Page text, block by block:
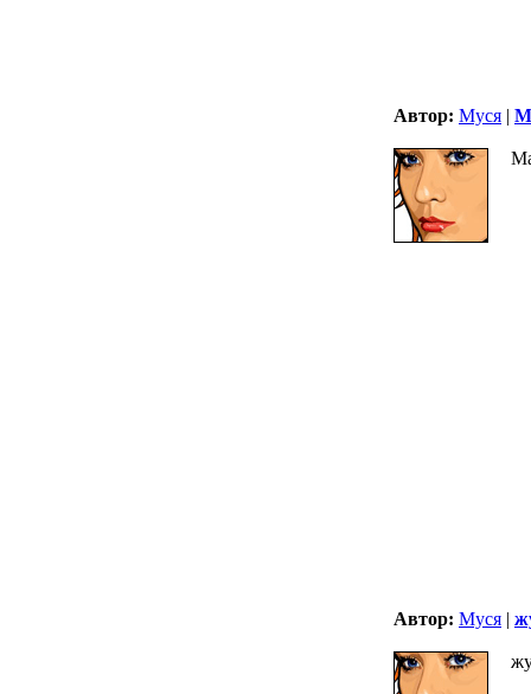
Автор: Муся |
Автор: Муся |